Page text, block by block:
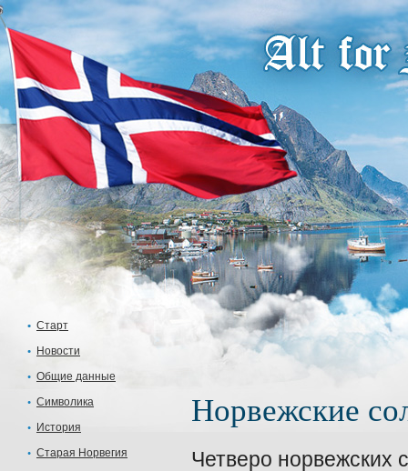
Старт
Новости
Общие данные
Символика
История
Старая Норвегия
Норвежские
Четверо норвежских